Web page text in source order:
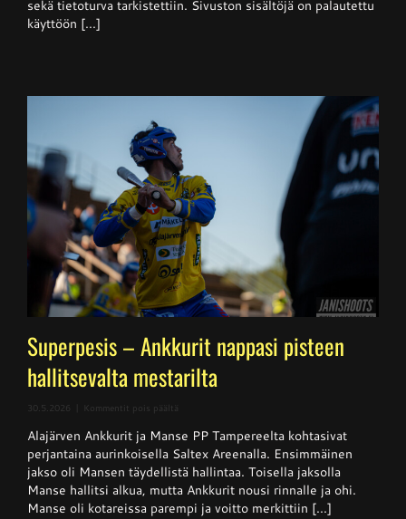
sekä tietoturva tarkistettiin. Sivuston sisältöjä on palautettu
käyttöön [...]
Superpesis – Ankkurit nappasi pisteen
hallitsevalta mestarilta
30.5.2026 Kommentit pois päältä
–
Ankkurit
nappasi
pisteen
hallitsevalta
mestarilta
Alajärven Ankkurit ja Manse PP Tampereelta kohtasivat
perjantaina aurinkoisella Saltex Areenalla. Ensimmäinen
jakso oli Mansen täydellistä hallintaa. Toisella jaksolla
Manse hallitsi alkua, mutta Ankkurit nousi rinnalle ja ohi.
Manse oli kotareissa parempi ja voitto merkittiin [...]